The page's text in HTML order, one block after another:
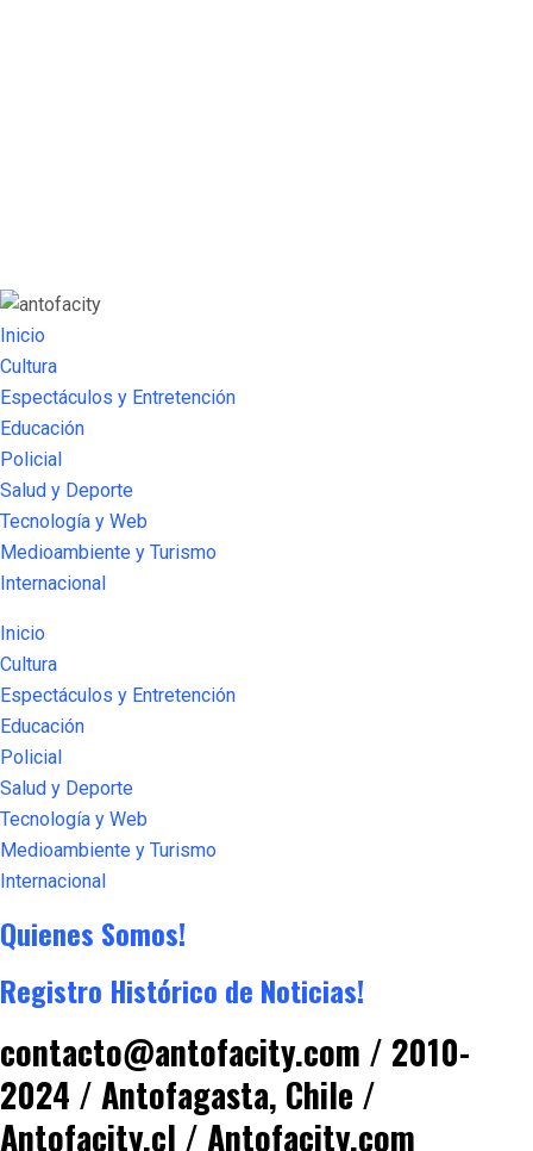
Inicio
Cultura
Espectáculos y Entretención
Educación
Policial
Salud y Deporte
Tecnología y Web
Medioambiente y Turismo
Internacional
Inicio
Cultura
Espectáculos y Entretención
Educación
Policial
Salud y Deporte
Tecnología y Web
Medioambiente y Turismo
Internacional
Quienes Somos!
Registro Histórico de Noticias!
contacto@antofacity.com / 2010-
2024 / Antofagasta, Chile /
Antofacity.cl / Antofacity.com